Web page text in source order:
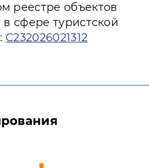
реестре объектов
сфере туристской
С232026021312